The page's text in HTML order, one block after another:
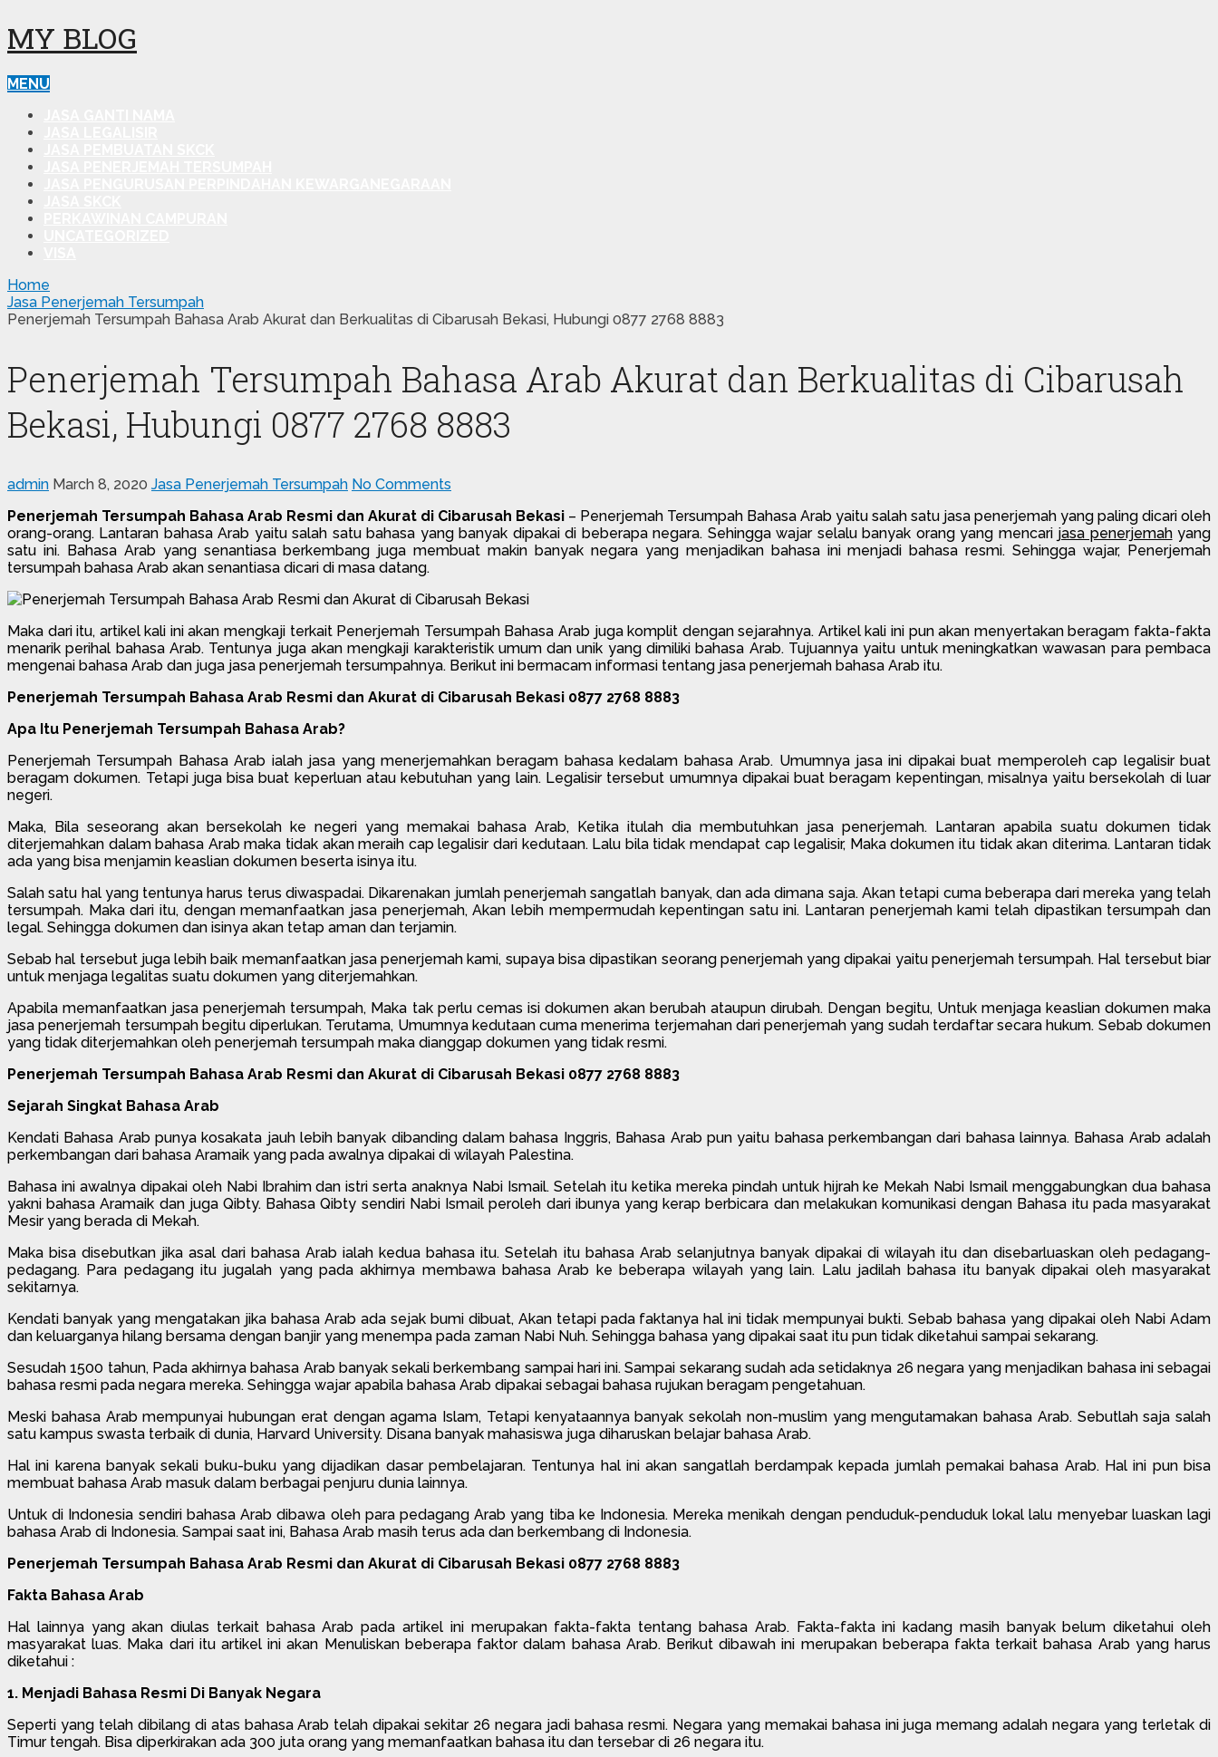
MY BLOG
MENU
Home
Jasa Penerjemah Tersumpah
Penerjemah Tersumpah Bahasa Arab Akurat dan Berkualitas di Cibarusah Bekasi, Hubungi 0877 2768 8883
Penerjemah Tersumpah Bahasa Arab Akurat dan Berkualitas di Cibarusah
Bekasi, Hubungi 0877 2768 8883
admin March 8, 2020 Jasa Penerjemah Tersumpah No Comments
Penerjemah Tersumpah Bahasa Arab Resmi dan Akurat di Cibarusah Bekasi – Penerjemah Tersumpah Bahasa Arab yaitu salah satu jasa penerjemah yang paling dicari oleh
orang-orang. Lantaran bahasa Arab yaitu salah satu bahasa yang banyak dipakai di beberapa negara. Sehingga wajar selalu banyak orang yang mencari jasa penerjemahyang
satu ini. Bahasa Arab yang senantiasa berkembang juga membuat makin banyak negara yang menjadikan bahasa ini menjadi bahasa resmi. Sehingga wajar, Penerjemah
tersumpah bahasa Arab akan senantiasa dicari di masa datang.
Maka dari itu, artikel kali ini akan mengkaji terkait Penerjemah Tersumpah Bahasa Arab juga komplit dengan sejarahnya. Artikel kali ini pun akan menyertakan beragam fakta-fakta
menarik perihal bahasa Arab. Tentunya juga akan mengkaji karakteristik umum dan unik yang dimiliki bahasa Arab. Tujuannya yaitu untuk meningkatkan wawasan para pembaca
mengenai bahasa Arab dan juga jasa penerjemah tersumpahnya. Berikut ini bermacam informasi tentang jasa penerjemah bahasa Arab itu.
Penerjemah Tersumpah Bahasa Arab Resmi dan Akurat di Cibarusah Bekasi 0877 2768 8883
Apa Itu Penerjemah Tersumpah Bahasa Arab?
Penerjemah Tersumpah Bahasa Arab ialah jasa yang menerjemahkan beragam bahasa kedalam bahasa Arab. Umumnya jasa ini dipakai buat memperoleh cap legalisir buat
beragam dokumen. Tetapi juga bisa buat keperluan atau kebutuhan yang lain. Legalisir tersebut umumnya dipakai buat beragam kepentingan, misalnya yaitu bersekolah di luar
negeri.
Maka, Bila seseorang akan bersekolah ke negeri yang memakai bahasa Arab, Ketika itulah dia membutuhkan jasa penerjemah. Lantaran apabila suatu dokumen tidak
diterjemahkan dalam bahasa Arab maka tidak akan meraih cap legalisir dari kedutaan. Lalu bila tidak mendapat cap legalisir, Maka dokumen itu tidak akan diterima. Lantaran tidak
ada yang bisa menjamin keaslian dokumen beserta isinya itu.
Salah satu hal yang tentunya harus terus diwaspadai. Dikarenakan jumlah penerjemah sangatlah banyak, dan ada dimana saja. Akan tetapi cuma beberapa dari mereka yang telah
tersumpah. Maka dari itu, dengan memanfaatkan jasa penerjemah, Akan lebih mempermudah kepentingan satu ini. Lantaran penerjemah kami telah dipastikan tersumpah dan
legal. Sehingga dokumen dan isinya akan tetap aman dan terjamin.
Sebab hal tersebut juga lebih baik memanfaatkan jasa penerjemah kami, supaya bisa dipastikan seorang penerjemah yang dipakai yaitu penerjemah tersumpah. Hal tersebut biar
untuk menjaga legalitas suatu dokumen yang diterjemahkan.
Apabila memanfaatkan jasa penerjemah tersumpah, Maka tak perlu cemas isi dokumen akan berubah ataupun dirubah. Dengan begitu, Untuk menjaga keaslian dokumen maka
jasa penerjemah tersumpah begitu diperlukan. Terutama, Umumnya kedutaan cuma menerima terjemahan dari penerjemah yang sudah terdaftar secara hukum. Sebab dokumen
yang tidak diterjemahkan oleh penerjemah tersumpah maka dianggap dokumen yang tidak resmi.
Penerjemah Tersumpah Bahasa Arab Resmi dan Akurat di Cibarusah Bekasi 0877 2768 8883
Sejarah Singkat Bahasa Arab
Kendati Bahasa Arab punya kosakata jauh lebih banyak dibanding dalam bahasa Inggris, Bahasa Arab pun yaitu bahasa perkembangan dari bahasa lainnya. Bahasa Arab adalah
perkembangan dari bahasa Aramaik yang pada awalnya dipakai di wilayah Palestina.
Bahasa ini awalnya dipakai oleh Nabi Ibrahim dan istri serta anaknya Nabi Ismail. Setelah itu ketika mereka pindah untuk hijrah ke Mekah Nabi Ismail menggabungkan dua bahasa
yakni bahasa Aramaik dan juga Qibty. Bahasa Qibty sendiri Nabi Ismail peroleh dari ibunya yang kerap berbicara dan melakukan komunikasi dengan Bahasa itu pada masyarakat
Mesir yang berada di Mekah.
Maka bisa disebutkan jika asal dari bahasa Arab ialah kedua bahasa itu. Setelah itu bahasa Arab selanjutnya banyak dipakai di wilayah itu dan disebarluaskan oleh pedagang-
pedagang. Para pedagang itu jugalah yang pada akhirnya membawa bahasa Arab ke beberapa wilayah yang lain. Lalu jadilah bahasa itu banyak dipakai oleh masyarakat
sekitarnya.
Kendati banyak yang mengatakan jika bahasa Arab ada sejak bumi dibuat, Akan tetapi pada faktanya hal ini tidak mempunyai bukti. Sebab bahasa yang dipakai oleh Nabi Adam
dan keluarganya hilang bersama dengan banjir yang menempa pada zaman Nabi Nuh. Sehingga bahasa yang dipakai saat itu pun tidak diketahui sampai sekarang.
Sesudah 1500 tahun, Pada akhirnya bahasa Arab banyak sekali berkembang sampai hari ini. Sampai sekarang sudah ada setidaknya 26 negara yang menjadikan bahasa ini sebagai
bahasa resmi pada negara mereka. Sehingga wajar apabila bahasa Arab dipakai sebagai bahasa rujukan beragam pengetahuan.
Meski bahasa Arab mempunyai hubungan erat dengan agama Islam, Tetapi kenyataannya banyak sekolah non-muslim yang mengutamakan bahasa Arab. Sebutlah saja salah
satu kampus swasta terbaik di dunia, Harvard University. Disana banyak mahasiswa juga diharuskan belajar bahasa Arab.
Hal ini karena banyak sekali buku-buku yang dijadikan dasar pembelajaran. Tentunya hal ini akan sangatlah berdampak kepada jumlah pemakai bahasa Arab. Hal ini pun bisa
membuat bahasa Arab masuk dalam berbagai penjuru dunia lainnya.
Untuk di Indonesia sendiri bahasa Arab dibawa oleh para pedagang Arab yang tiba ke Indonesia. Mereka menikah dengan penduduk-penduduk lokal lalu menyebar luaskan lagi
bahasa Arab di Indonesia. Sampai saat ini, Bahasa Arab masih terus ada dan berkembang di Indonesia.
Penerjemah Tersumpah Bahasa Arab Resmi dan Akurat di Cibarusah Bekasi 0877 2768 8883
Fakta Bahasa Arab
Hal lainnya yang akan diulas terkait bahasa Arab pada artikel ini merupakan fakta-fakta tentang bahasa Arab. Fakta-fakta ini kadang masih banyak belum diketahui oleh
masyarakat luas. Maka dari itu artikel ini akan Menuliskan beberapa faktor dalam bahasa Arab. Berikut dibawah ini merupakan beberapa fakta terkait bahasa Arab yang harus
diketahui :
1. Menjadi Bahasa Resmi Di Banyak Negara
Seperti yang telah dibilang di atas bahasa Arab telah dipakai sekitar 26 negara jadi bahasa resmi. Negara yang memakai bahasa ini juga memang adalah negara yang terletak di
Timur tengah. Bisa diperkirakan ada 300 juta orang yang memanfaatkan bahasa itu dan tersebar di 26 negara itu.